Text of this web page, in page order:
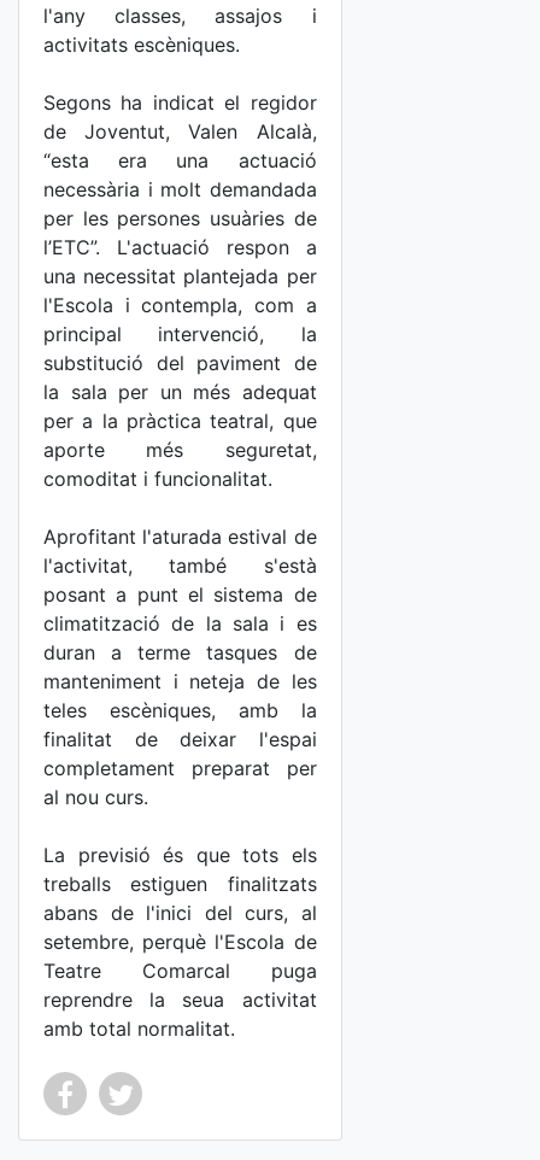
l'any classes, assajos i
activitats escèniques.
Segons ha indicat el regidor
de Joventut, Valen Alcalà,
“esta era una actuació
necessària i molt demandada
per les persones usuàries de
l’ETC”. L'actuació respon a
una necessitat plantejada per
l'Escola i contempla, com a
principal intervenció, la
substitució del paviment de
la sala per un més adequat
per a la pràctica teatral, que
aporte més seguretat,
comoditat i funcionalitat.
Aprofitant l'aturada estival de
l'activitat, també s'està
posant a punt el sistema de
climatització de la sala i es
duran a terme tasques de
manteniment i neteja de les
teles escèniques, amb la
finalitat de deixar l'espai
completament preparat per
al nou curs.
La previsió és que tots els
treballs estiguen finalitzats
abans de l'inici del curs, al
setembre, perquè l'Escola de
Teatre Comarcal puga
reprendre la seua activitat
amb total normalitat.
Co Co